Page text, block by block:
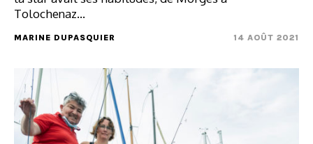
Tolochenaz…
MARINE DUPASQUIER 14 AOÛT 2021